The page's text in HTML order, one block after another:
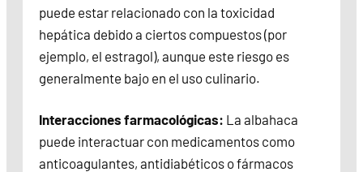
puede estar relacionado con la toxicidad
hepática debido a ciertos compuestos (por
ejemplo, el estragol), aunque este riesgo es
generalmente bajo en el uso culinario.
Interacciones farmacológicas: La albahaca
puede interactuar con medicamentos como
anticoagulantes, antidiabéticos o fármacos